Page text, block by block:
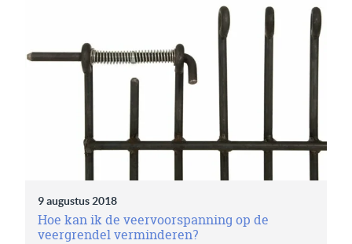
9 augustus 2018
Hoe kan ik de veervoorspanning op de
veergrendel verminderen?